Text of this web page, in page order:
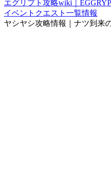
エグリプト攻略wiki｜
イベントクエスト一覧情報
ヤシヤシ攻略情報｜ナツ到来